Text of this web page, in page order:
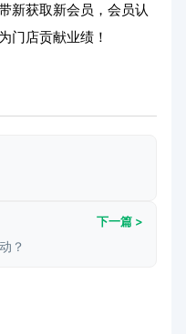
新获取新会员，会员认
门店贡献业绩！
下一篇 >
？